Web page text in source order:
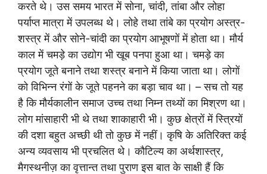
करते थे। उस समय भारत में सोना, चांदी, तांबा और लोहा
पर्याप्त मात्रा में उपलब्ध थे। लोहे तथा तांबे का प्रयोग अस्त्र-
शस्त्र में और सोने-चांदी का प्रयोग आभूषणों में होता था। मौर्य
काल में चमड़े का उद्योग भी खूब पनपा हुआ था। चमड़े का
प्रयोग जूते बनाने तथा शस्त्र बनाने में किया जाता था। लोगों
को विभिन्न रंगों के जूते पहनने का बड़ा चाव था। – सच तो यह
है कि मौर्यकालीन समाज उच्च तथा निम्न तथ्यों का मिश्रण था।
लोग मांसाहारी भी थे तथा शाकाहारी भी। कुछ क्षेत्रों में स्त्रियों
की दशा बहुत अच्छी थी तो कुछ में नहीं। कृषि के अतिरिक्त कई
अन्य व्यवसाय भी प्रचलित थे। कौटिल्य का अर्थशास्त्र,
मैगस्थनीज़ का वृत्तान्त तथा पुराण इस बात के साक्षी हैं कि